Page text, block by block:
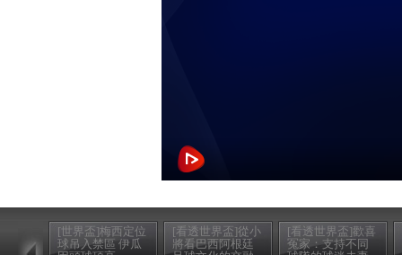
[世界盃]梅西定位
球吊入禁區 伊瓜
[看透世界盃]從小
將看巴西阿根廷
[看透世界盃]歡喜
冤家：支持不同